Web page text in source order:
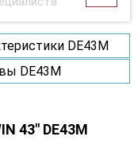
DE43M
DE43M
43" DE43M